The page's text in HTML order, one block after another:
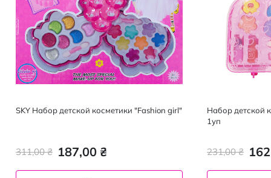
SKY Набор детской косметики "Fashion girl"
187,00 ₴
311,00 ₴
Набор детской
1уп
231,00 ₴